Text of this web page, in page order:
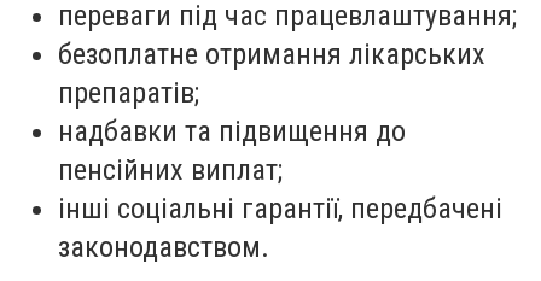
переваги під час працевлаштування;
безоплатне отримання лікарських
препаратів;
надбавки та підвищення до
пенсійних виплат;
інші соціальні гарантії, передбачені
законодавством.